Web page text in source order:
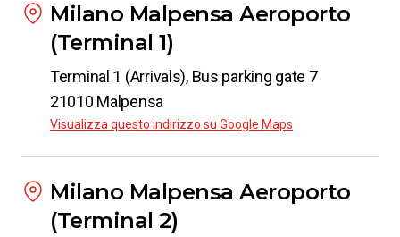
da € 49.99
a
Milano Malpensa Aeroporto
Da
a
Milano Malpensa Aeroporto
Caserta
Milano Malpensa Aeroporto
(Terminal 1)
Terminal 1 (Arrivals), Bus parking gate 7
21010 Malpensa
Visualizza questo indirizzo su Google Maps
Milano Malpensa Aeroporto
(Terminal 2)